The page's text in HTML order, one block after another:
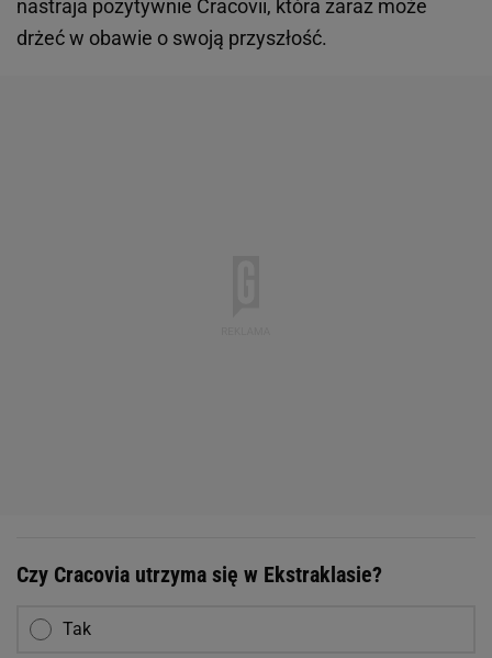
nastraja pozytywnie Cracovii, która zaraz może
drżeć w obawie o swoją przyszłość.
Czy Cracovia utrzyma się w Ekstraklasie?
Tak